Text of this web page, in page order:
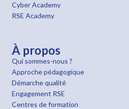
Cyber Academy
RSE Academy
À propos
Qui sommes-nous ?
Approche pédagogique
Démarche qualité
Engagement RSE
Centres de formation